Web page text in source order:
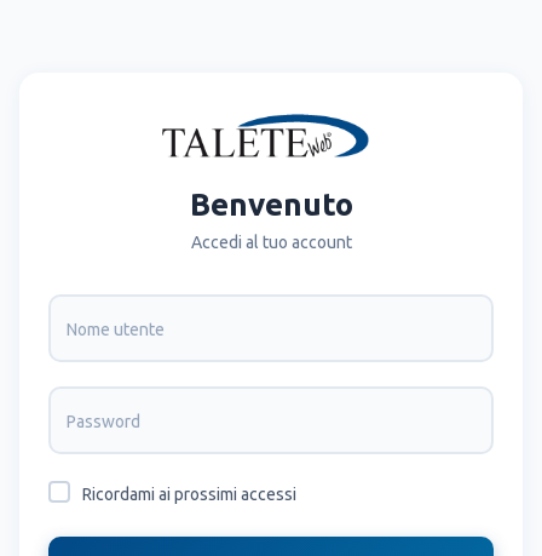
Benvenuto
Accedi al tuo account
Nome utente
Password
Ricordami ai prossimi accessi